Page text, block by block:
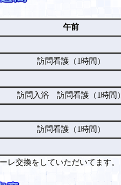
午前
訪問看護（1時間）
訪問入浴 訪問看護（1時間
訪問看護（1時間）
レ交換をしていただいてます。